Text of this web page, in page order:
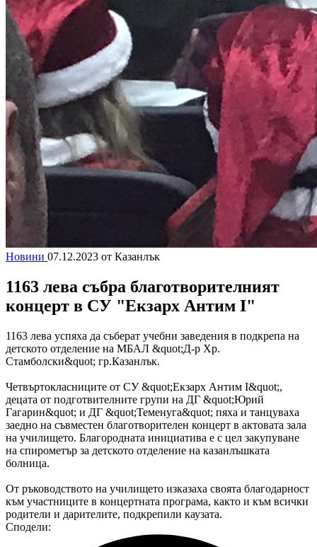
Новини 07.12.2023 от Казанлък
1163 лева събра благотворителният
концерт в СУ "Екзарх Антим I"
1163 лева успяха да съберат учебни заведения в подкрепа на
детското отделение на МБАЛ &quot;Д-р Хр.
Стамболски&quot; гр.Казанлък.
Четвъртокласниците от СУ &quot;Екзарх Антим I&quot;,
децата от подготвителните групи на ДГ &quot;Юрий
Гагарин&quot; и ДГ &quot;Теменуга&quot; пяха и танцуваха
заедно на съвместен благотворителен концерт в актовата зала
на училището. Благородната инициатива е с цел закупуване
на спирометър за детското отделение на казанлъшката
болница.
От ръководството на училището изказаха своята благодарност
към участниците в концертната програма, както и към всички
родители и дарителите, подкрепили каузата.
Сподели: